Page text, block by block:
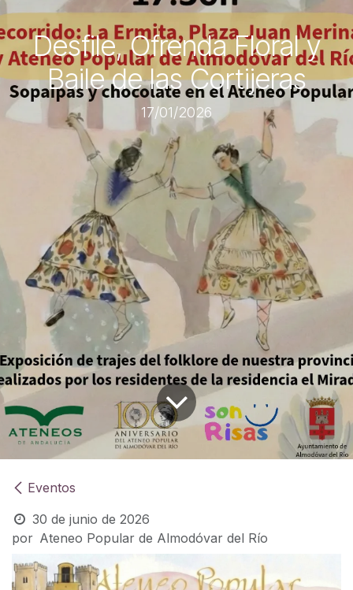
Desfile, Ofrenda Floral y
Baile de las Cortijeras
17/01/2026
Eventos
30 de junio de 2026
por Ateneo Popular de Almodóvar del Río